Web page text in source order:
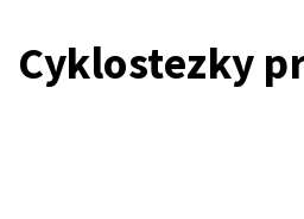
Cyklostezky